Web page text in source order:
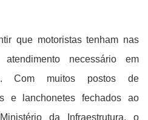
que motoristas tenham nas
necessário em
Com muitos postos de
e lanchonetes fechados ao
da Infraestrutura, o